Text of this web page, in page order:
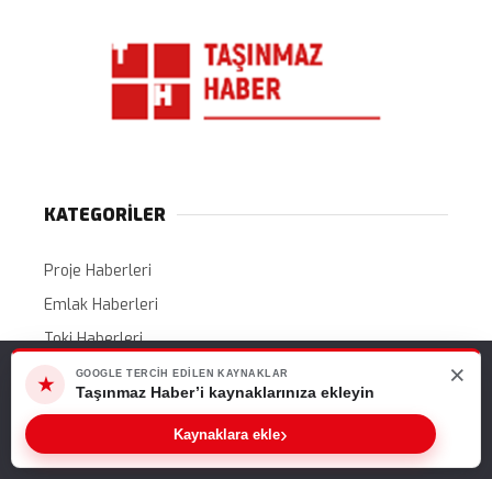
KATEGORİLER
Proje Haberleri
Emlak Haberleri
Toki Haberleri
Gündem
Ekonomi
Web sitemizde size en iyi deneyimi sunabilmemiz için çerezleri
kullanıyoruz. Bu siteyi kullanmaya devam ederseniz, bunu kabul
ettiğinizi varsayarız.
Tamam
★
GOOGLE TERCIH EDILEN KAYNAKLAR
Taşınmaz Haber’i kaynaklarınıza ekleyin
Kaynaklara ekle›
×